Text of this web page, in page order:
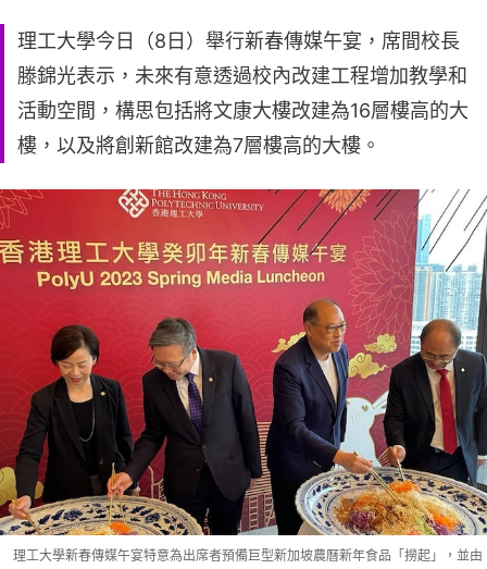
理工大學今日（8日）舉行新春傳媒午宴，席間校長
滕錦光表示，未來有意透過校內改建工程增加教學和
活動空間，構思包括將文康大樓改建為16層樓高的大
樓，以及將創新館改建為7層樓高的大樓。
理工大學新春傳媒午宴特意為出席者預備巨型新加坡農曆新年食品「撈起」，並由